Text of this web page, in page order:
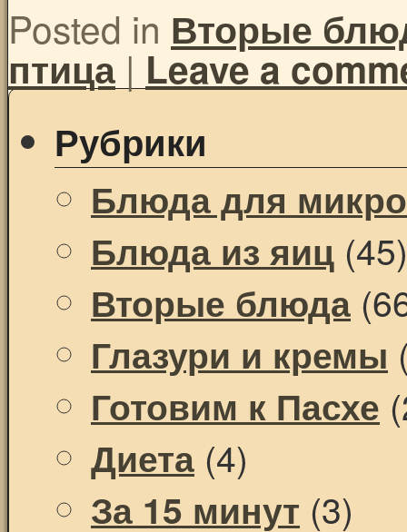
Posted in Вторые
птица | Leave a
Рубрики
Блюда для
Блюда из яиц (45)
Вторые блюда
Глазури и кремы
Готовим к Пасхе
Диета (4)
За 15 минут (3)